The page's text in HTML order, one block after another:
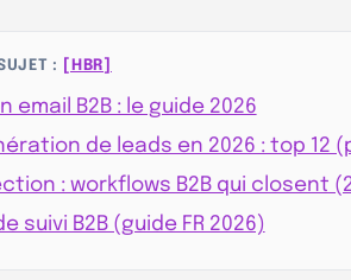
: [HBR]
B2B : le guide 2026
de leads en 2026 : top 12
: workflows B2B qui closent
suivi B2B (guide FR 2026)